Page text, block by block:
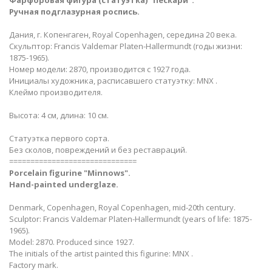
Ручная подглазурная роспись.
Дания, г. Копенгаген, Royal Copenhagen, середина 20 века.
Скульптор: Francis Valdemar Platen-Hallermundt (годы жизни:
1875-1965).
Номер модели: 2870, производится с 1927 года.
Инициалы художника, расписавшего статуэтку: MNX .
Клеймо производителя.
Высота: 4 см, длина: 10 см.
Статуэтка первого сорта.
Без сколов, повреждений и без реставраций.
==============================
Porcelain figurine "Minnows".
Hand-painted underglaze.
Denmark, Copenhagen, Royal Copenhagen, mid-20th century.
Sculptor: Francis Valdemar Platen-Hallermundt (years of life: 1875-
1965).
Model: 2870. Produced since 1927.
The initials of the artist painted this figurine: MNX .
Factory mark.